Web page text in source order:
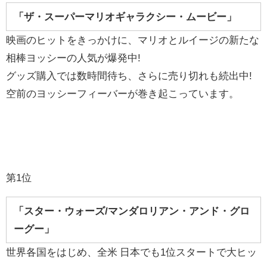
「ザ・スーパーマリオギャラクシー・ムービー」
映画のヒットをきっかけに、マリオとルイージの新たな
相棒ヨッシーの人気が爆発中!
グッズ購入では数時間待ち、さらに売り切れも続出中!
空前のヨッシーフィーバーが巻き起こっています。
第1位
「スター・ウォーズ/マンダロリアン・アンド・グロ
ーグー」
世界各国をはじめ、全米 日本でも1位スタートで大ヒッ